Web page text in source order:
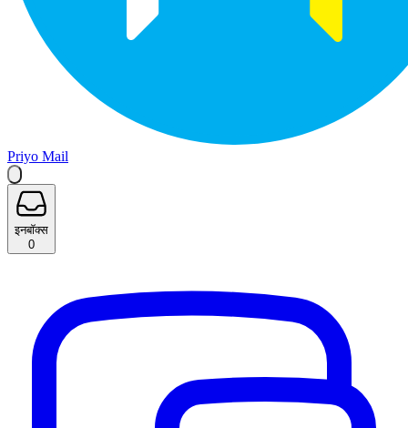
Priyo Mail
इनबॉक्स
0